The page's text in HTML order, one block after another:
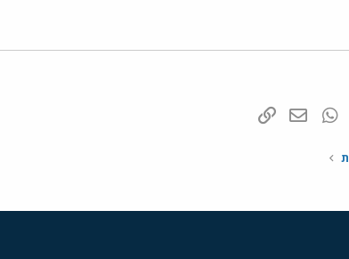
Tumblr
WhatsAppדואר אלקטרוני